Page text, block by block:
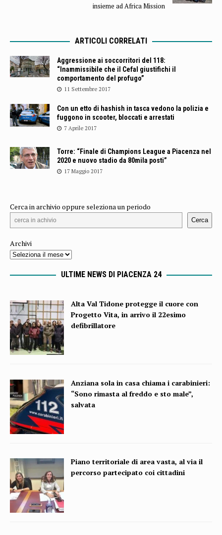
insieme ad Africa Mission
ARTICOLI CORRELATI
Aggressione ai soccorritori del 118:
“Inammissibile che il Cefal giustifichi il
comportamento del profugo”
11 Settembre 2017
Con un etto di hashish in tasca vedono la polizia e
fuggono in scooter, bloccati e arrestati
7 Aprile 2017
Torre: “Finale di Champions League a Piacenza nel
2020 e nuovo stadio da 80mila posti”
17 Maggio 2017
Cerca in archivio oppure seleziona un periodo
Cerca
Archivi
ULTIME NEWS DI PIACENZA 24
Alta Val Tidone protegge il cuore con
Progetto Vita, in arrivo il 22esimo
defibrillatore
Anziana sola in casa chiama i carabinieri:
“Sono rimasta al freddo e sto male”,
salvata
Piano territoriale di area vasta, al via il
percorso partecipato coi cittadini